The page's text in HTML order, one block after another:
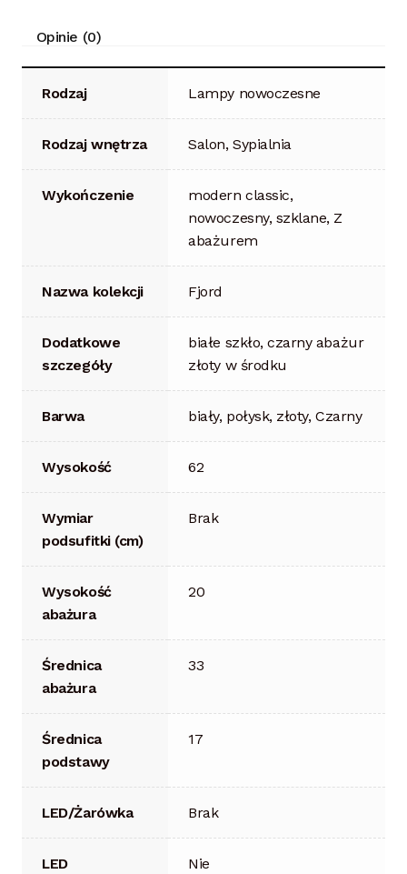
Opinie (0)
Rodzaj Lampy nowoczesne
Rodzaj wnętrza Salon, Sypialnia
Wykończenie
modern classic,
nowoczesny, szklane, Z
abażurem
Nazwa kolekcji Fjord
Dodatkowe
szczegóły
białe szkło, czarny abażur
złoty w środku
Barwa biały, połysk, złoty, Czarny
Wysokość 62
Wymiar
podsufitki (cm)
Brak
Wysokość
abażura
20
Średnica
abażura
33
Średnica
podstawy
17
LED/Żarówka Brak
LED Nie